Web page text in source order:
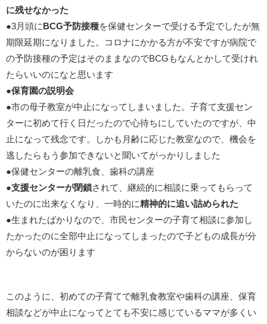
に残せなかった
●3月頭にBCG予防接種を保健センターで受ける予定でしたが無
期限延期になりました。コロナにかかる方が不安ですが病院で
の予防接種の予定はそのままなのでBCGもなんとかして受けれ
たらいいのになと思います
●保育園の説明会
●市の母子教室が中止になってしまいました。子育て支援セン
ターに初めて行く日だったので心待ちにしていたのですが、中
止になって残念です。しかも月齢に応じた教室なので、機会を
逃したらもう参加できないと聞いてがっかりしました
●保健センターの離乳食、歯科の講座
●支援センターが閉鎖されて、継続的に相談に乗ってもらって
いたのに出来なくなり、一時的に精神的に追い詰められた
●生まれたばかりなので、市民センターの子育て相談に参加し
たかったのに全部中止になってしまったので子どもの成長が分
からないのが困ります
このように、初めての子育てで離乳食教室や歯科の講座、保育
相談などが中止になってとても不安に感じているママが多くい